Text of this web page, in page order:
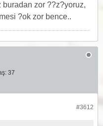
zor ??z?yoruz,
?ok zor bence..
37
#3612